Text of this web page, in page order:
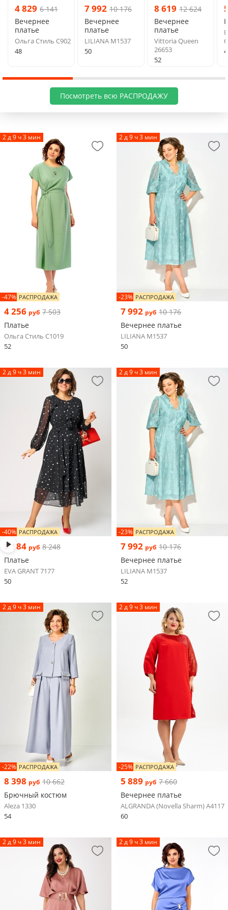
4 829 6 141
Вечернее
платье
Ольга Стиль С902
48
7 992 10 176
Вечернее
платье
LILIANA М1537
50
8 619 12 624
Вечернее
платье
Vittoria Queen
26653
52
Посмотреть всю РАСПРОДАЖУ
2 д 9 ч 3 мин
-47% РАСПРОДАЖА
4 256 руб 7 503
Платье
Ольга Стиль С1019
52
2 д 9 ч 3 мин
-23% РАСПРОДАЖА
7 992 руб 10 176
Вечернее платье
LILIANA М1537
50
2 д 9 ч 3 мин
-40% РАСПРОДАЖА
5 184 руб 8 248
Платье
EVA GRANT 7177
50
2 д 9 ч 3 мин
-23% РАСПРОДАЖА
7 992 руб 10 176
Вечернее платье
LILIANA М1537
52
2 д 9 ч 3 мин
-22% РАСПРОДАЖА
8 398 руб 10 662
Брючный костюм
Aleza 1330
54
2 д 9 ч 3 мин
-25% РАСПРОДАЖА
5 889 руб 7 660
Вечернее платье
ALGRANDA (Novella Sharm) A4117
60
2 д 9 ч 3 мин 2 д 9 ч 3 мин